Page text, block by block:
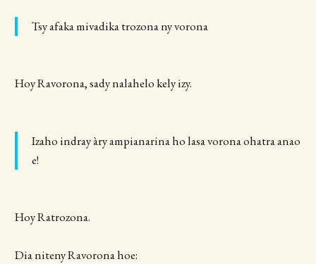
Tsy afaka mivadika trozona ny vorona
Hoy Ravorona, sady nalahelo kely izy.
Izaho indray àry ampianarina ho lasa vorona ohatra anao
e!
Hoy Ratrozona.
Dia niteny Ravorona hoe: